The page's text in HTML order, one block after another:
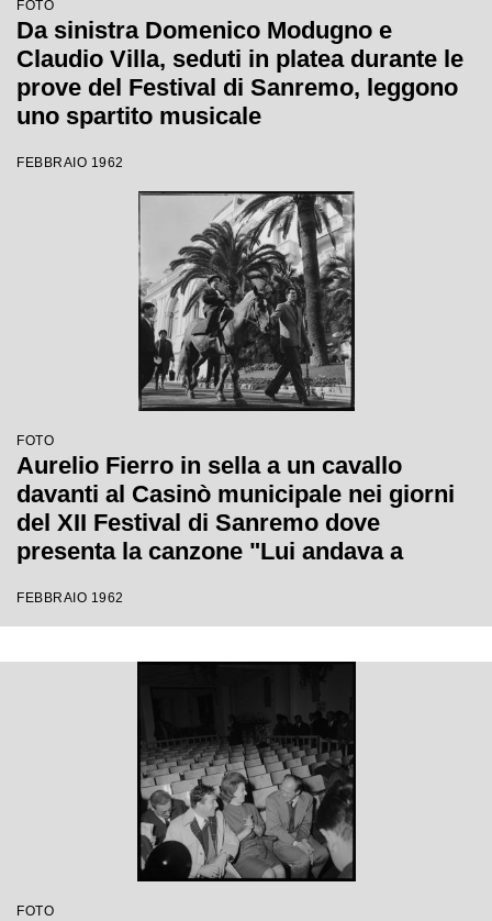
FOTO
Da sinistra Domenico Modugno e
Claudio Villa, seduti in platea durante le
prove del Festival di Sanremo, leggono
uno spartito musicale
FEBBRAIO 1962
FOTO
Aurelio Fierro in sella a un cavallo
davanti al Casinò municipale nei giorni
del XII Festival di Sanremo dove
presenta la canzone "Lui andava a
FEBBRAIO 1962
FOTO